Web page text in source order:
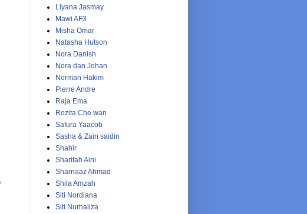
Liyana Jasmay
Mawi AF3
Misha Omar
Natasha Hutson
Nora Danish
Nora dan Johan
Norman Hakim
Pierre Andre
Raja Ema
Rozita Che wan
Safura Yaacob
Sasha & Zain saidin
Shahir
Sharifah Aini
Sharnaaz Ahmad
Shila Amzah
Siti Nordiana
Siti Nurhaliza